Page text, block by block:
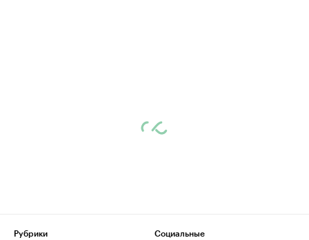
Рубрики
Социальные